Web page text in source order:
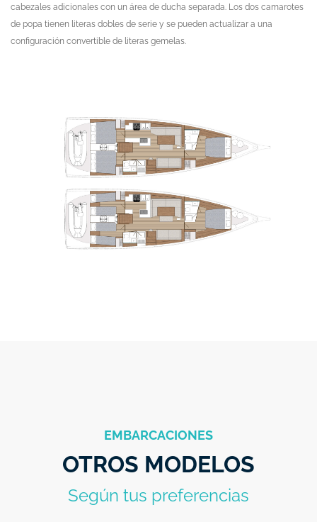
cabezales adicionales con un área de ducha separada. Los dos camarotes
de popa tienen literas dobles de serie y se pueden actualizar a una
configuración convertible de literas gemelas.
EMBARCACIONES
OTROS MODELOS
Según tus preferencias